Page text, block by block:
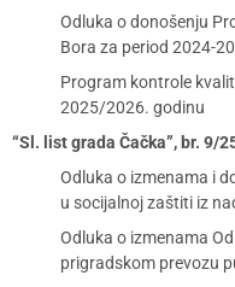
Odluka o donošenju
Bora za period 2024-
Program kontrole
2025/2026. godinu
“Sl. list grada Čačka”, br. 9/
Odluka o izmenama i
u socijalnoj zaštiti iz
Odluka o izmenama
prigradskom prevozu